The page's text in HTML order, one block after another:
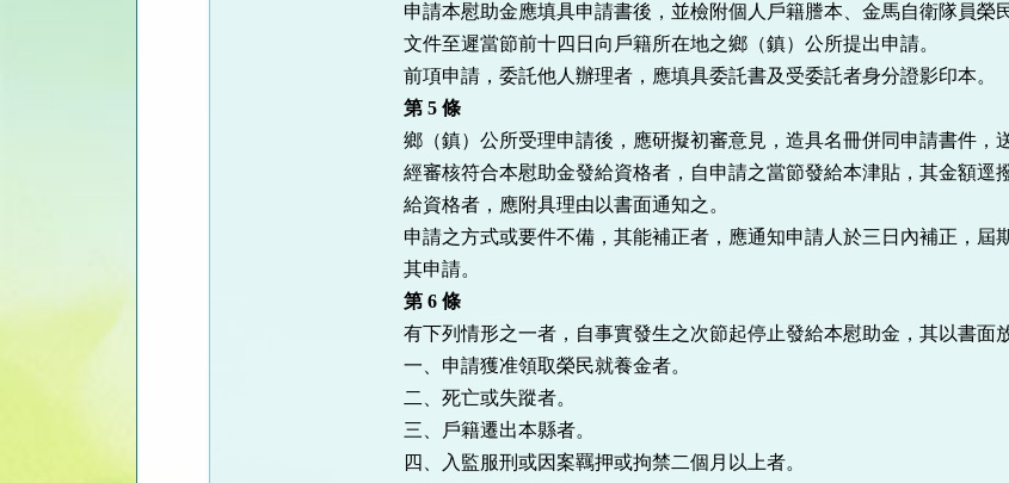
申請本慰助金應填具申請書後，並檢附個人戶籍謄本、金馬自衛隊員榮
文件至遲當節前十四日向戶籍所在地之鄉（鎮）公所提出申請。
前項申請，委託他人辦理者，應填具委託書及受委託者身分證影印本。
第 5條
鄉（鎮）公所受理申請後，應研擬初審意見，造具名冊併同申請書件，
經審核符合本慰助金發給資格者，自申請之當節發給本津貼，其金額逕
給資格者，應附具理由以書面通知之。
申請之方式或要件不備，其能補正者，應通知申請人於三日內補正，屆
其申請。
第 6條
有下列情形之一者，自事實發生之次節起停止發給本慰助金，其以書面
一、申請獲准領取榮民就養金者。
二、死亡或失蹤者。
三、戶籍遷出本縣者。
四、入監服刑或因案羈押或拘禁二個月以上者。